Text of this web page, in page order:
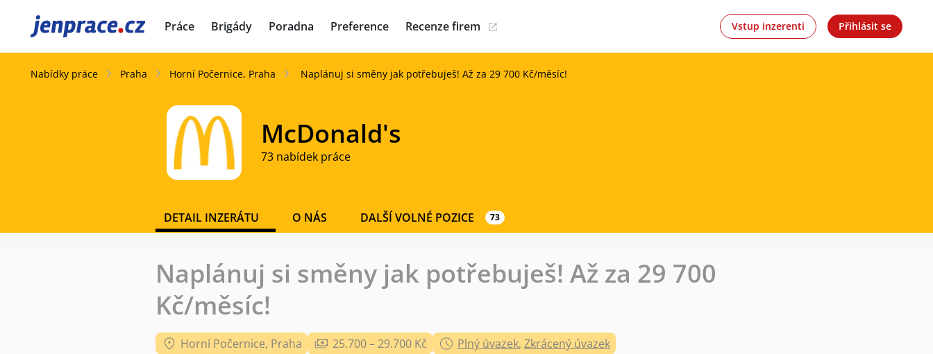
JenPráce.cz Práce Brigády Poradna Preference Recenze firem Vstup inzerenti Přihlásit se
Nabídky práce Praha Horní Počernice, Praha Naplánuj si směny jak potřebuješ! Až za 29 700 Kč/měsíc!
McDonald's
73 nabídek práce
DETAIL INZERÁTU O NÁS DALŠÍ VOLNÉ POZICE 73
Naplánuj si směny jak potřebuješ! Až za 29 700
Kč/měsíc!
Horní Počernice, Praha 25.700 – 29.700 Kč Plný úvazek, Zkrácený úvazek